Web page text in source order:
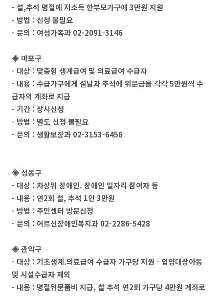
- 설,추석 명절에 저소득 한부모가구에 3만원 지원
- 방법 : 신청 불필요
- 문의 : 여성가족과 02-2091-3146
◈ 마포구
- 대상 : 맞춤형 생계급여 및 의료급여 수급자
- 내용 : 수급가구에게 설날과 추석에 위문금을 각각 5만원씩 수
급자의 계좌로 지급
- 기간 : 상시신청
- 방법 : 별도 신청 불필요
- 문의 : 생활보장과 02-3153-6456
◈ 성동구
- 대상 : 차상위 장애인. 장애인 일자리 참여자 등
- 내용 : 연2회 설, 추석 1인 3만원
- 방법 : 주민센터 방문신청
- 문의 : 어르신장애인복지과 02-2286-5428
◈ 관악구
- 대상 : 기초생계.의료급여 수급자 가구당 지원 - 입양대상아동
및 시설수급자 제외
- 내용 : 명절위문품비 지급, 설 추석 연2회 가구당 4만원 계좌로